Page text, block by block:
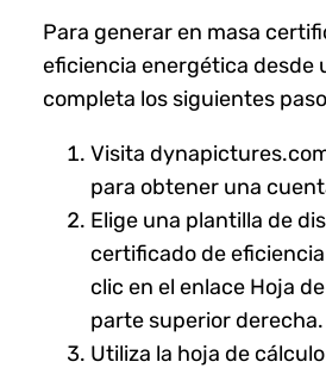
Para generar en masa
eficiencia energética desde
completa los siguientes
Visita
para obtener una
Elige una plantilla de
certificado de
clic en el enlace Hoja
parte superior derecha.
Utiliza la hoja de